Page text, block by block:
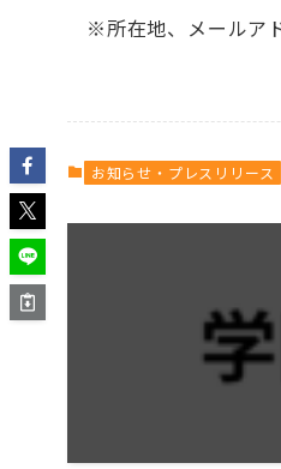
※所在地、メールア
お知らせ・プレスリリース